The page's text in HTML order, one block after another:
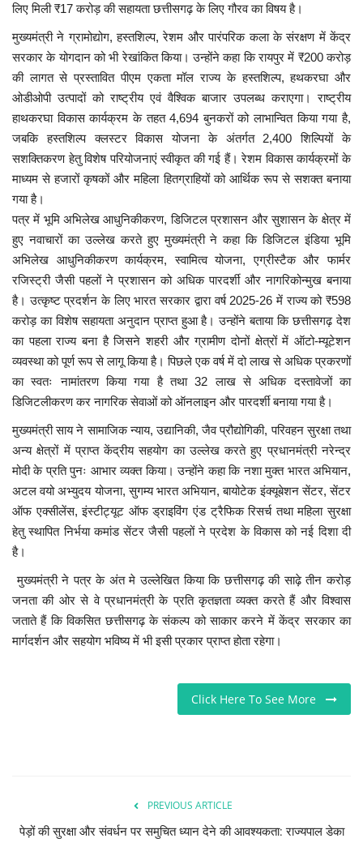
लिए मिली ₹17 करोड़ की सहायता छत्तीसगढ़ के लिए गौरव का विषय है।
मुख्यमंत्री ने ग्रामोद्योग, हस्तशिल्प, रेशम और पारंपरिक कला के संरक्षण में केंद्र
सरकार के योगदान को भी रेखांकित किया। उन्होंने कहा कि रायपुर में ₹200 करोड़
की लागत से प्रस्तावित पीएम एकता मॉल राज्य के हस्तशिल्प, हथकरघा और
ओडीओपी उत्पादों को राष्ट्रीय एवं वैश्विक बाजार उपलब्ध कराएगा। राष्ट्रीय
हाथकरघा विकास कार्यक्रम के तहत 4,694 बुनकरों को लाभान्वित किया गया है,
जबकि हस्तशिल्प क्लस्टर विकास योजना के अंतर्गत 2,400 शिल्पियों के
सशक्तिकरण हेतु विशेष परियोजनाएं स्वीकृत की गई हैं। रेशम विकास कार्यक्रमों के
माध्यम से हजारों कृषकों और महिला हितग्राहियों को आर्थिक रूप से सशक्त बनाया
गया है।
पत्र में भूमि अभिलेख आधुनिकीकरण, डिजिटल प्रशासन और सुशासन के क्षेत्र में
हुए नवाचारों का उल्लेख करते हुए मुख्यमंत्री ने कहा कि डिजिटल इंडिया भूमि
अभिलेख आधुनिकीकरण कार्यक्रम, स्वामित्व योजना, एग्रीस्टैक और फार्मर
रजिस्ट्री जैसी पहलों ने प्रशासन को अधिक पारदर्शी और नागरिकोन्मुख बनाया
है। उत्कृष्ट प्रदर्शन के लिए भारत सरकार द्वारा वर्ष 2025-26 में राज्य को ₹598
करोड़ का विशेष सहायता अनुदान प्राप्त हुआ है। उन्होंने बताया कि छत्तीसगढ़ देश
का पहला राज्य बना है जिसने शहरी और ग्रामीण दोनों क्षेत्रों में ऑटो-म्यूटेशन
व्यवस्था को पूर्ण रूप से लागू किया है। पिछले एक वर्ष में दो लाख से अधिक प्रकरणों
का स्वतः नामांतरण किया गया है तथा 32 लाख से अधिक दस्तावेजों का
डिजिटलीकरण कर नागरिक सेवाओं को ऑनलाइन और पारदर्शी बनाया गया है।
मुख्यमंत्री साय ने सामाजिक न्याय, उद्यानिकी, जैव प्रौद्योगिकी, परिवहन सुरक्षा तथा
अन्य क्षेत्रों में प्राप्त केंद्रीय सहयोग का उल्लेख करते हुए प्रधानमंत्री नरेन्द्र
मोदी के प्रति पुनः आभार व्यक्त किया। उन्होंने कहा कि नशा मुक्त भारत अभियान,
अटल वयो अभ्युदय योजना, सुगम्य भारत अभियान, बायोटेक इंक्यूबेशन सेंटर, सेंटर
ऑफ एक्सीलेंस, इंस्टीट्यूट ऑफ ड्राइविंग एंड ट्रैफिक रिसर्च तथा महिला सुरक्षा
हेतु स्थापित निर्भया कमांड सेंटर जैसी पहलों ने प्रदेश के विकास को नई दिशा दी
है।
मुख्यमंत्री ने पत्र के अंत मे उल्लेखित किया कि छत्तीसगढ़ की साढ़े तीन करोड़
जनता की ओर से वे प्रधानमंत्री के प्रति कृतज्ञता व्यक्त करते हैं और विश्वास
जताते हैं कि विकसित छत्तीसगढ़ के संकल्प को साकार करने में केंद्र सरकार का
मार्गदर्शन और सहयोग भविष्य में भी इसी प्रकार प्राप्त होता रहेगा।
Click Here To See More
PREVIOUS ARTICLE
पेड़ों की सुरक्षा और संवर्धन पर समुचित ध्यान देने की आवश्यकता: राज्यपाल डेका